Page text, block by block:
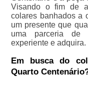
Visando o fim de
colares banhados a
um presente que
uma parceria de
experiente e adquira.
Em busca do
Quarto